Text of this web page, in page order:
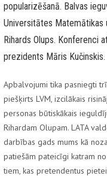
popularizēšanā. Balvas
Universitātes Matemātikas
Rihards Olups. Konferenci
prezidents Māris Kučinskis.
Apbalvojumi tika pasniegti
piešķirts LVM, izcilākais
personas būtiskākais
Rihardam Olupam. LATA
darbības gads mums kā
patiešām pateicīgi katram
tiem, kas pretendentus